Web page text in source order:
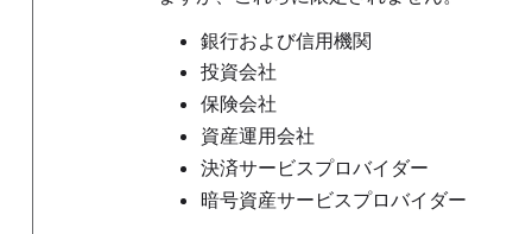
銀行および信用機関
投資会社
保険会社
資産運用会社
決済サービスプロバイダー
暗号資産サービスプロバイダー